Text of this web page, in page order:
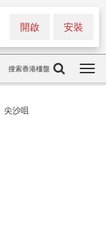
安裝
開啟
搜索香港樓盤
尖沙咀